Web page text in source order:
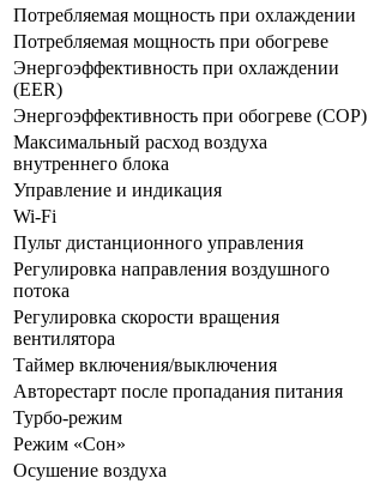
Потребляемая мощность при охлаждении
Потребляемая мощность при обогреве
Энергоэффективность при охлаждении
(EER)
Энергоэффективность при обогреве (COP)
Максимальный расход воздуха
внутреннего блока
Управление и индикация
Wi-Fi
Пульт дистанционного управления
Регулировка направления воздушного
потока
Регулировка скорости вращения
вентилятора
Таймер включения/выключения
Авторестарт после пропадания питания
Турбо-режим
Режим «Сон»
Осушение воздуха